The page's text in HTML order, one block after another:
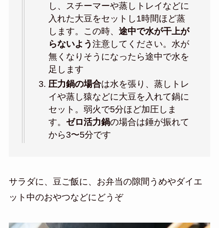
し、スチーマーや蒸しトレイなどに
入れた大豆をセットし1時間ほど蒸
します。この時、 途中で水が干上が
らないよう 注意してください。水が
無くなりそうになったら途中で水を
足します
圧力鍋の場合は水を張り、蒸しトレ
イや蒸し猿などに大豆を入れて鍋に
セット。弱火で5分ほど加圧しま
す。 ゼロ活力鍋の場合は錘が振れて
から3〜5分です
サラダに、豆ご飯に、お弁当の隙間うめやダイエ
ット中のおやつなどにどうぞ